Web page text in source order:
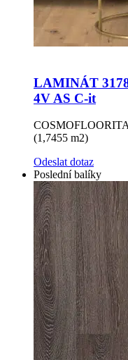
LAMINÁT
4V AS C-it
(1,7455 m2)
Odeslat dotaz
Poslední balíky